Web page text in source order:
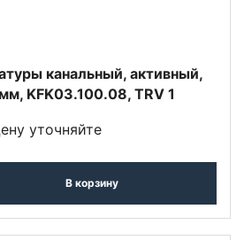
канальный, активный,
KFK03.100.08, TRV 1
уточняйте
В корзину